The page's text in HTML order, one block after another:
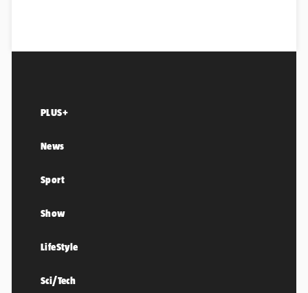
PLUS+
News
Sport
Show
LifeStyle
Sci/Tech